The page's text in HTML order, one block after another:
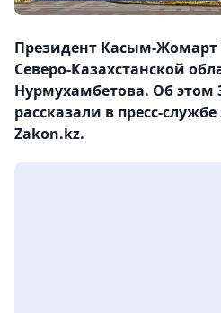
Президент Касым-Жомарт
Северо-Казахстанской
Нурмухамбетова. Об этом
рассказали в пресс-
Zakon.kz.